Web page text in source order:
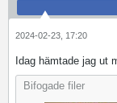
2024-02-23, 17:20
Idag hämtade jag ut
Bifogade filer